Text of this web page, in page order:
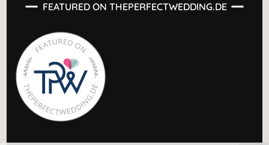
FEATURED ON THEPERFECTWEDDING.DE